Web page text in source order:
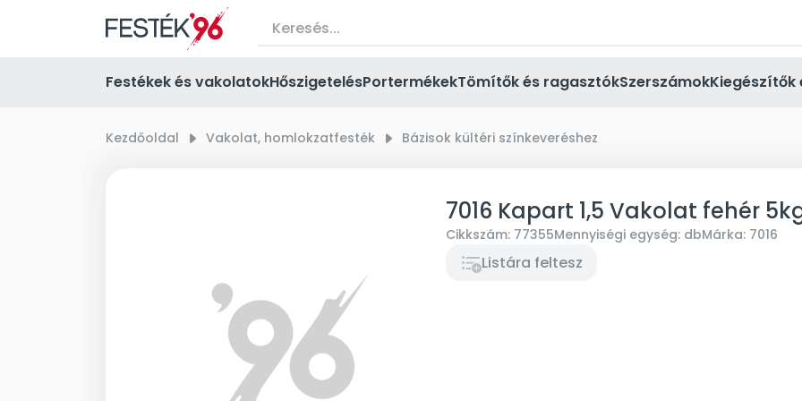
Festékek és vakolatokHőszigetelésPortermékekTömítők és ragasztókSzerszámok
Kezdőoldal right_small Vakolat, homlokzatfesték right_small Bázisok kültéri színkeveréshez
7016 Kapart 1,5 Vakolat fehér
Cikkszám: 77355Mennyiségi egység: dbMárka: 7016
Listára feltesz